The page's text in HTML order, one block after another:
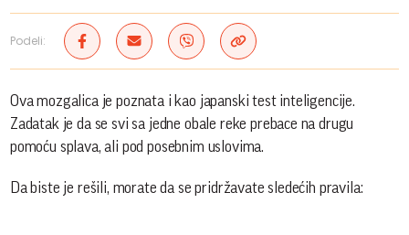
Podeli:
Ova mozgalica je poznata i kao japanski test inteligencije.
Zadatak je da se svi sa jedne obale reke prebace na drugu
pomoću splava, ali pod posebnim uslovima.
Da biste je rešili, morate da se pridržavate sledećih pravila: